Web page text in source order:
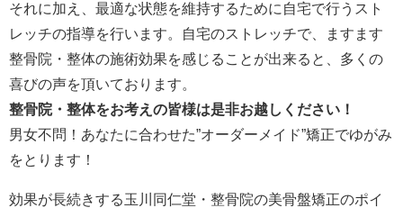
それに加え、最適な状態を維持するために自宅で行うスト
レッチの指導を行います。自宅のストレッチで、ますます
整骨院・整体の施術効果を感じることが出来ると、多くの
喜びの声を頂いております。
整骨院・整体をお考えの皆様は是非お越しください！
男女不問！あなたに合わせた”オーダーメイド”矯正でゆがみ
をとります！
効果が長続きする玉川同仁堂・整骨院の美骨盤矯正のポイ